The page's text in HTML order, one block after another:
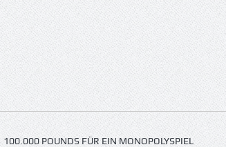
100.000 POUNDS FÜR EIN MONOPOLYSPIEL